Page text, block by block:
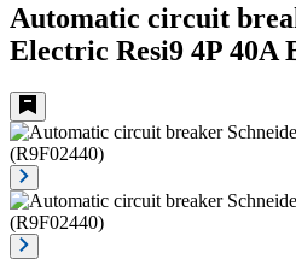
Automatic circuit
Electric Resi9 4P 40A